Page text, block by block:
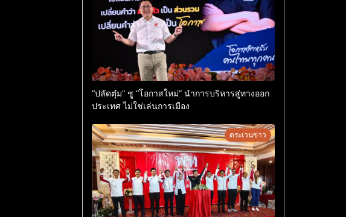
“ปลัดตุ๋ม” ชู “โอกาสใหม่” นำการบริหารสู่ทางออก
ประเทศ ไม่ใช่เล่นการเมือง
ตระเวนข่าว